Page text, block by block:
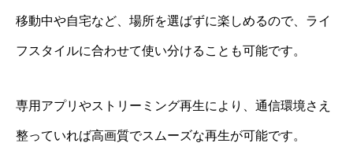
移動中や自宅など、場所を選ばずに楽しめるので、ライ
フスタイルに合わせて使い分けることも可能です。
専用アプリやストリーミング再生により、通信環境さえ
整っていれば高画質でスムーズな再生が可能です。